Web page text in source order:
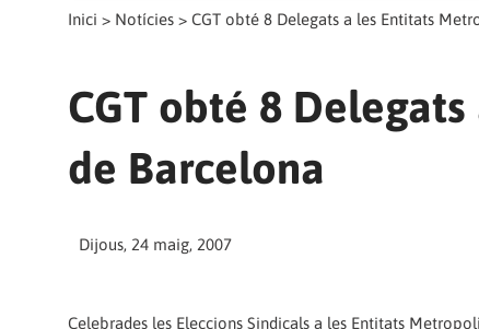
Inici > Notícies > CGT obté 8 Delegats a les Entitats
CGT obté 8
de Barcelona
Dijous, 24 maig, 2007
Celebrades les Eleccions Sindicals a les Entitats